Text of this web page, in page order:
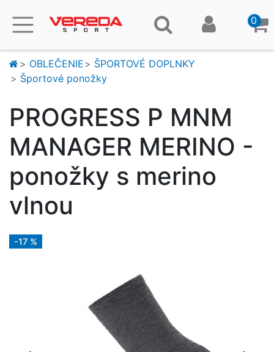
0
OBLEČENIE
ŠPORTOVÉ DOPLNKY
Športové ponožky
PROGRESS P MNM
MANAGER MERINO -
ponožky s merino
vlnou
-17 %